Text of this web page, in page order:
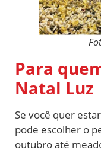
Para
Natal Luz
Se você quer
pode escolher o
outubro até